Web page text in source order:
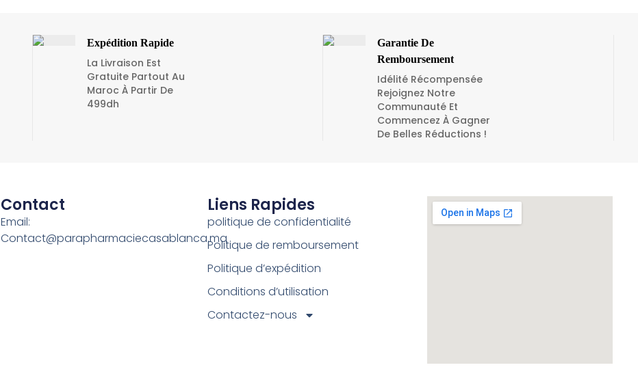
Expédition Rapide
La Livraison Est
Gratuite Partout Au
Maroc À Partir De
499dh
Garantie De
Remboursement
Idélité Récompensée
Rejoignez Notre
Communauté Et
Commencez À Gagner
De Belles Réductions !
Contact
Email:
Contact@parapharmaciecasablanca.ma
Liens Rapides
politique de confidentialité
Politique de remboursement
Politique d’expédition
Conditions d’utilisation
Contactez-nous